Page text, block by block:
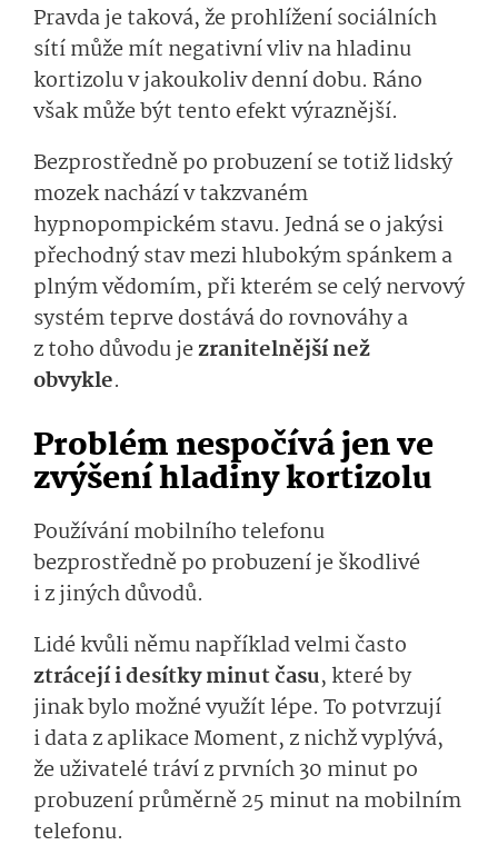
Pravda je taková, že prohlížení sociálních
sítí může mít negativní vliv na hladinu
kortizolu v jakoukoliv denní dobu. Ráno
však může být tento efekt výraznější.
Bezprostředně po probuzení se totiž lidský
mozek nachází v takzvaném
hypnopompickém stavu. Jedná se o jakýsi
přechodný stav mezi hlubokým spánkem a
plným vědomím, při kterém se celý nervový
systém teprve dostává do rovnováhy a
z toho důvodu jezranitelnější než
obvykle.
Problém nespočívá jen ve
zvýšení hladiny kortizolu
Používání mobilního telefonu
bezprostředně po probuzení je škodlivé
i z jiných důvodů.
Lidé kvůli němu například velmi často
ztrácejí i desítky minut času, které by
jinak bylo možné využít lépe. To potvrzují
i data z aplikace Moment, z nichž vyplývá,
že uživatelé tráví z prvních 30 minut po
probuzení průměrně 25 minut na mobilním
telefonu.